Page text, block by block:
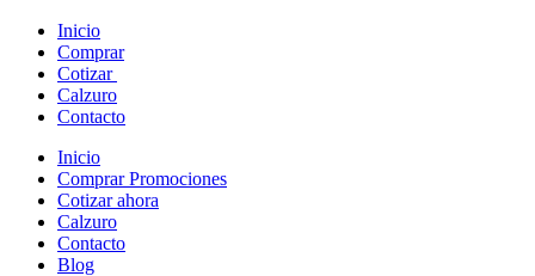
Inicio
Comprar
Cotizar
Calzuro
Contacto
Inicio
Comprar Promociones
Cotizar ahora
Calzuro
Contacto
Blog